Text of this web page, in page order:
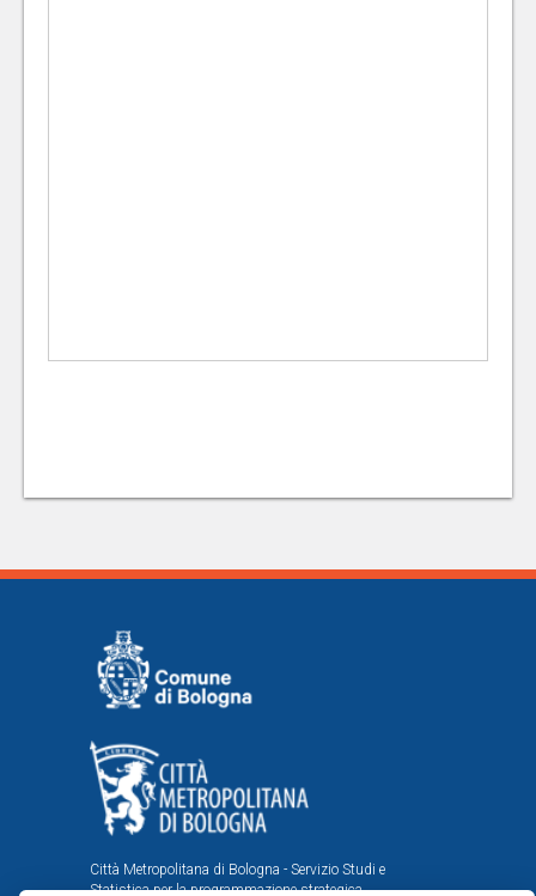
Città Metropolitana di Bologna - Servizio Studi e
Statistica per la programmazione strategica